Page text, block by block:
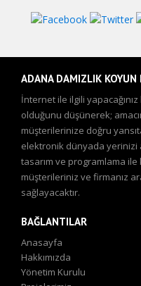
ADANA DAMIZLIK KOYUN
İnternet ile ilgili
olduğunu düşünerek;
müşterilerinize doğru
elektronik dünyada yerinizi
tasarım ve programlama
müşterileriniz ve firmanız
sağlayacaktır.
BAĞLANTILAR
Anasayfa
Hakkımızda
Yönetim Kurulu